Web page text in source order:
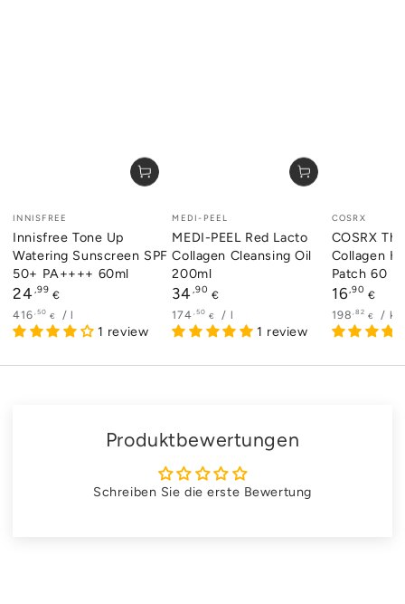
Verkäufer/in:
INNISFREE
Innisfree Tone Up
Watering Sunscreen SPF
50+ PA++++ 60ml
Regulärer
Preis
24,99 €
Stückpreis
416 ,50 € / pro
l
1 review
Verkäufer/in:
MEDI-PEEL
MEDI-PEEL Red Lacto
Collagen Cleansing Oil
200ml
Regulärer
Preis
34,90 €
Stückpreis
174 ,50 € / pro
l
1 review
Verkäufer/
COSRX
COSRX
Collagen
Patch 60
Regulärer
Preis
16,90 €
Stückpreis
198 ,82 € / kg
Produktbewertungen
Schreiben Sie die erste Bewertung